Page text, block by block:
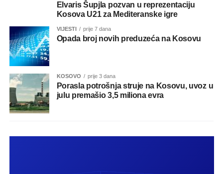
Elvaris Šupjla pozvan u reprezentaciju
Kosova U21 za Mediteranske igre
VIJESTI prije 7 dana
Opada broj novih preduzeća na Kosovu
KOSOVO prije 3 dana
Porasla potrošnja struje na Kosovu, uvoz u
julu premašio 3,5 miliona evra